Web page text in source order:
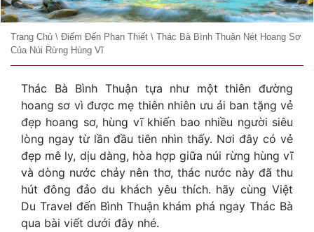
Trang Chủ \ Điểm Đến Phan Thiết \ Thác Bà Bình Thuận Nét Hoang Sơ
Của Núi Rừng Hùng Vĩ
Thác Bà Bình Thuận tựa như một thiên đường
hoang sơ vì được mẹ thiên nhiên ưu ái ban tặng vẻ
đẹp hoang sơ, hùng vĩ khiến bao nhiều người siêu
lòng ngay từ lần đầu tiên nhìn thấy. Nơi đây có vẻ
đẹp mê ly, dịu dàng, hòa hợp giữa núi rừng hùng vĩ
và dòng nước chảy nên thơ, thác nước này đã thu
hút đông đảo du khách yêu thích. hãy cùng Việt
Du Travel đến Bình Thuận khám phá ngay Thác Bà
qua bài viết dưới đây nhé.